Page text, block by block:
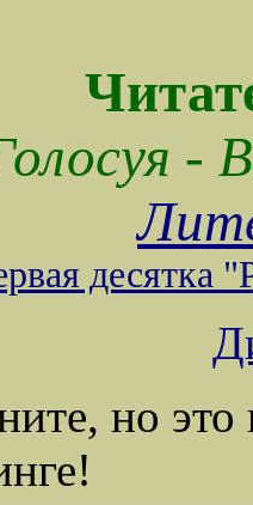
-
десятка
но это